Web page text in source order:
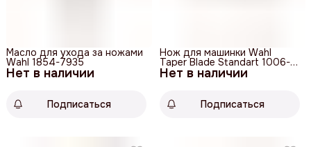
Нет в наличии
Масло для ухода за ножами
Wahl 1854-7935
Подписаться
Нет в наличии
Нож для машинки Wahl
Taper Blade Standart 1006-
416
Подписаться